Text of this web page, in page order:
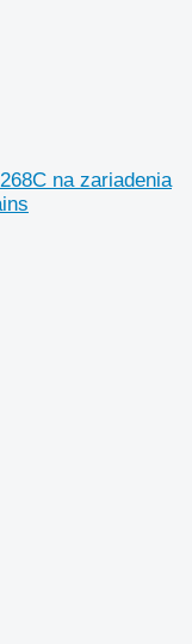
na zariadenia